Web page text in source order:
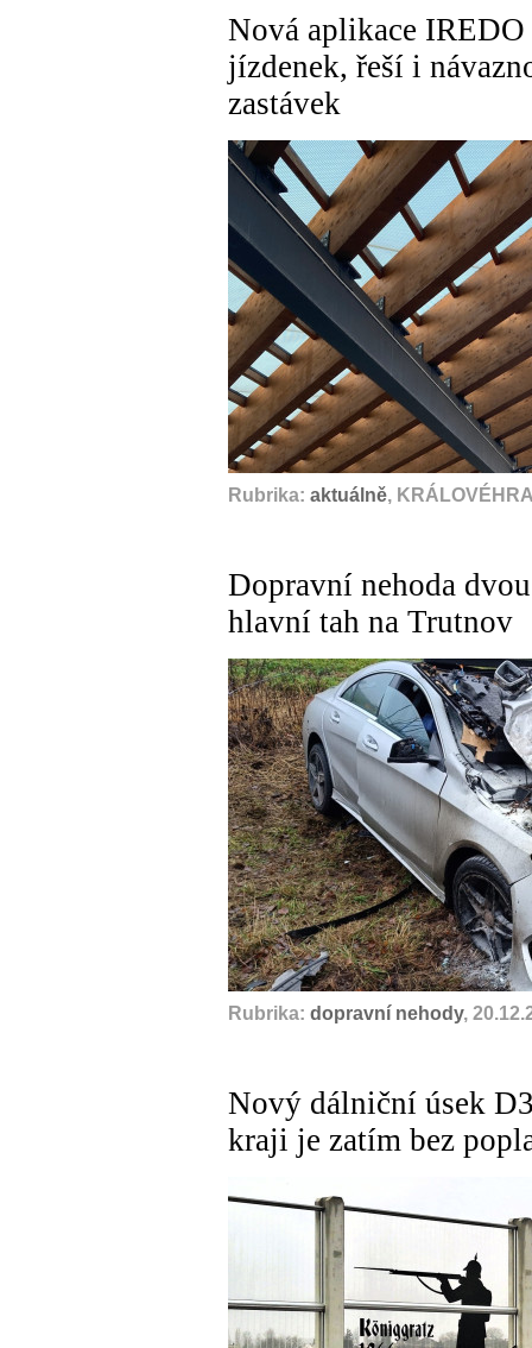
Nová aplikace
jízdenek, řeší i
zastávek
Rubrika: aktuálně,
Dopravní nehoda
hlavní tah na Trutnov
Rubrika: dopravní nehody,
Nový dálniční úsek
kraji je zatím bez